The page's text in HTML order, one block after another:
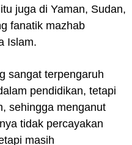
juga di Yaman, Sudan,
fanatik mazhab
Islam.
sangat terpengaruh
pendidikan, tetapi
sehingga menganut
tidak percayakan
masih